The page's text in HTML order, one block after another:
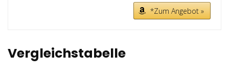
*Zum Angebot »
Vergleichstabelle